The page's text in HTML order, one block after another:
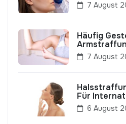
7 August
Häufig
7 August
Für
6 August